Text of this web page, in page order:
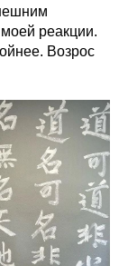
реакции.
Возрос